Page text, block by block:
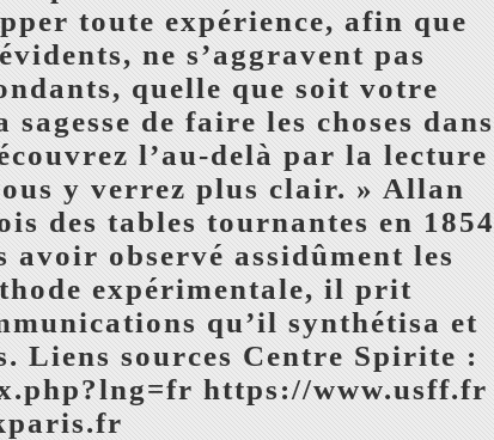
toute expérience, afin que
ne s’aggravent pas
quelle que soit votre
de faire les choses dans
l’au-delà par la lecture
y verrez plus clair. » Allan
des tables tournantes en 1854
observé assidûment les
expérimentale, il prit
qu’il synthétisa et
Liens sources Centre Spirite :
https://www.usff.fr